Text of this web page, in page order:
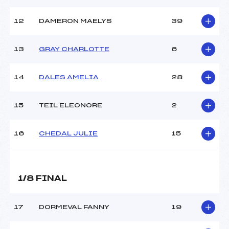
12 DAMERON MAELYS 39
13 GRAY CHARLOTTE 6
14 DALES AMELIA 28
15 TEIL ELEONORE 2
16 CHEDAL JULIE 15
1/8 FINAL
17 DORMEVAL FANNY 19